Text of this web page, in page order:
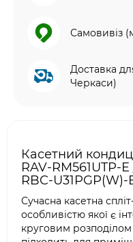
Самовивіз
Доставка
Черкаси)
Касетний
RAV-RM561UTP-
RBC-U31PGP(W)-
Сучасна касетна
особливістю якої є
круговим